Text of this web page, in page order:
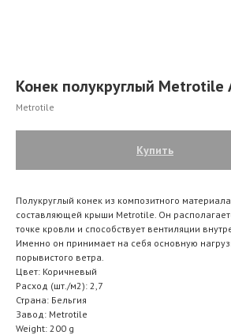
Конек полукруглый Metrotile
Metrotile
Купить
Полукруглый конек из композитного
составляющей крыши Metrotile. Он
точке кровли и способствует вентиляции
Именно он принимает на себя основную
порывистого ветра.
Цвет: Коричневый
Расход (шт./м2): 2,7
Страна: Бельгия
Завод: Metrotile
Weight: 200 g